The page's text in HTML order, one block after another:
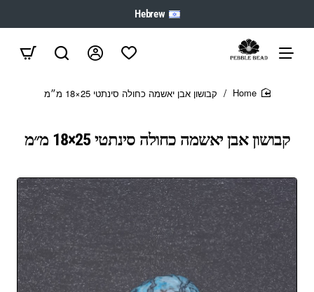
Hebrew
קבושון אבן יאשמה כחולה סינתטי 25×18 מ״מ
קבושון אבן יאשמה כחולה סינתטי 25×18 מ״מ